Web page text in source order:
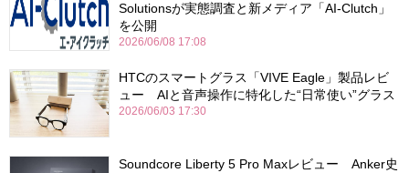
Solutionsが実態調査と新メディア「AI-Clutch」
を公開
2026/06/08 17:08
HTCのスマートグラス「VIVE Eagle」製品レビ
ュー AIと音声操作に特化した“日常使い”グラス
2026/06/03 17:30
Soundcore Liberty 5 Pro Maxレビュー Anker史